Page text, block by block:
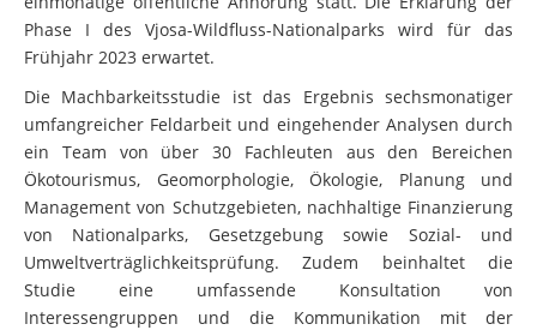
Phase I des Vjosa-Wildfluss-Nationalparks wird für das
Frühjahr 2023 erwartet.
Die Machbarkeitsstudie ist das Ergebnis sechsmonatiger
umfangreicher Feldarbeit und eingehender Analysen durch
ein Team von über 30 Fachleuten aus den Bereichen
Ökotourismus, Geomorphologie, Ökologie, Planung und
Management von Schutzgebieten, nachhaltige Finanzierung
von Nationalparks, Gesetzgebung sowie Sozial- und
Umweltverträglichkeitsprüfung. Zudem beinhaltet die
Studie eine umfassende Konsultation von
Interessengruppen und die Kommunikation mit der